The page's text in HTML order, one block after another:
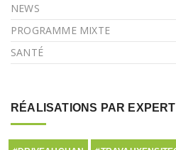
NEWS
PROGRAMME MIXTE
SANTÉ
RÉALISATIONS PAR